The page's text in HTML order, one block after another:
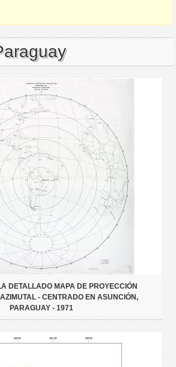
DETALLADO MAPA DE PROYECCIÓN
- CENTRADO EN ASUNCIÓN,
PARAGUAY - 1971